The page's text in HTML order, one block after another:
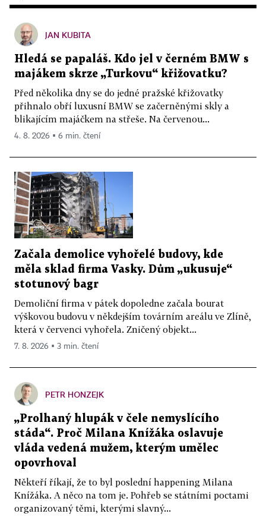
JAN KUBITA
Hledá se papaláš. Kdo jel v černém BMW s
majákem skrze „Turkovu“ křižovatku?
Před několika dny se do jedné pražské křižovatky
přihnalo obří luxusní BMW se začerněnými skly a
blikajícím majáčkem na střeše. Na červenou...
4. 8. 2026 ▪ 6 min. čtení
Začala demolice vyhořelé budovy, kde
měla sklad firma Vasky. Dům „ukusuje“
stotunový bagr
Demoliční firma v pátek dopoledne začala bourat
výškovou budovu v někdejším továrním areálu ve Zlíně,
která v červenci vyhořela. Zničený objekt...
7. 8. 2026 ▪ 3 min. čtení
PETR HONZEJK
„Prolhaný hlupák v čele nemyslícího
stáda“. Proč Milana Knížáka oslavuje
vláda vedená mužem, kterým umělec
opovrhoval
Někteří říkají, že to byl poslední happening Milana
Knížáka. A něco na tom je. Pohřeb se státními poctami
organizovaný těmi, kterými slavný...